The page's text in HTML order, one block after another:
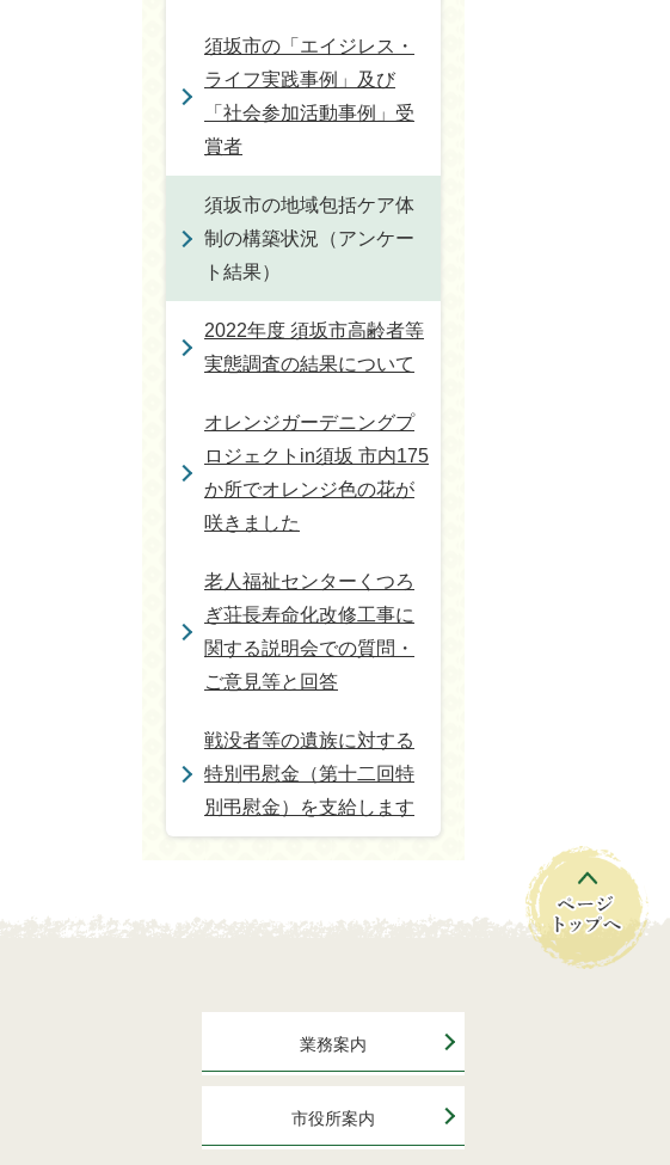
須坂市の「エイジレス・
ライフ実践事例」及び
「社会参加活動事例」受
賞者
須坂市の地域包括ケア体
制の構築状況（アンケー
ト結果）
2022年度 須坂市高齢者等
実態調査の結果について
オレンジガーデニングプ
ロジェクトin須坂 市内175
か所でオレンジ色の花が
咲きました
老人福祉センターくつろ
ぎ荘長寿命化改修工事に
関する説明会での質問・
ご意見等と回答
戦没者等の遺族に対する
特別弔慰金（第十二回特
別弔慰金）を支給します
業務案内
市役所案内